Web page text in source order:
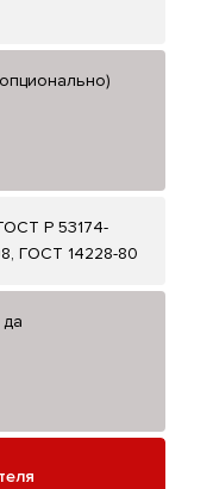
Р 53174-
ГОСТ 14228-80